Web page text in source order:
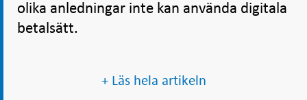
olika anledningar inte kan använda digitala
betalsätt.
+ Läs hela artikeln